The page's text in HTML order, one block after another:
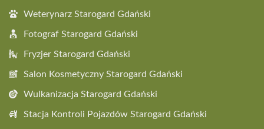
Weterynarz Starogard Gdański
Fotograf Starogard Gdański
Fryzjer Starogard Gdański
Salon Kosmetyczny Starogard Gdański
Wulkanizacja Starogard Gdański
Stacja Kontroli Pojazdów Starogard Gdański